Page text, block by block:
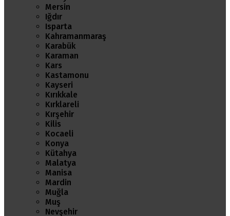
Mersin
Iğdır
Isparta
Kahramanmaraş
Karabük
Karaman
Kars
Kastamonu
Kayseri
Kırıkkale
Kırklareli
Kırşehir
Kilis
Kocaeli
Konya
Kütahya
Malatya
Manisa
Mardin
Muğla
Muş
Nevşehir